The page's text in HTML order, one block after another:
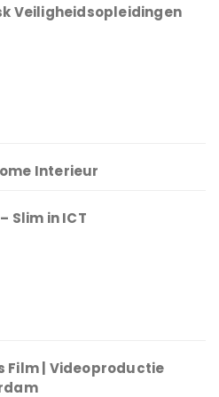
Veiligheidsopleidingen
Interieur
Slim in ICT
Film | Videoproductie